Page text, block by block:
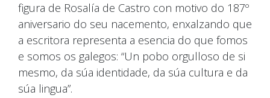
figura de Rosalía de Castro con motivo do 187º
aniversario do seu nacemento, enxalzando que
a escritora representa a esencia do que fomos
e somos os galegos: “Un pobo orgulloso de si
mesmo, da súa identidade, da súa cultura e da
súa lingua”.